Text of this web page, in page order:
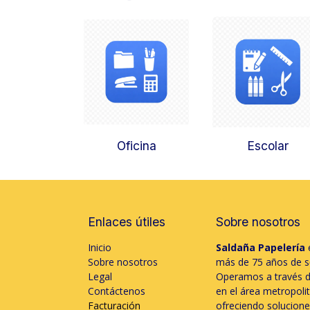
Oficina Escolar
Enlaces útiles
Inicio
Sobre nosotros
Legal
Contáctenos
Facturación
Sobre nosotros
Saldaña Papelería
más de 75 años de
Operamos a través
en el área
ofreciendo